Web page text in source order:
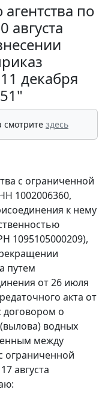
по
августа
декабря
смотрите здесь
с ограниченной
1002006360,
к нему
1095105000209),
путем
от 26 июля
акта от
договором о
водных
между
ограниченной
августа